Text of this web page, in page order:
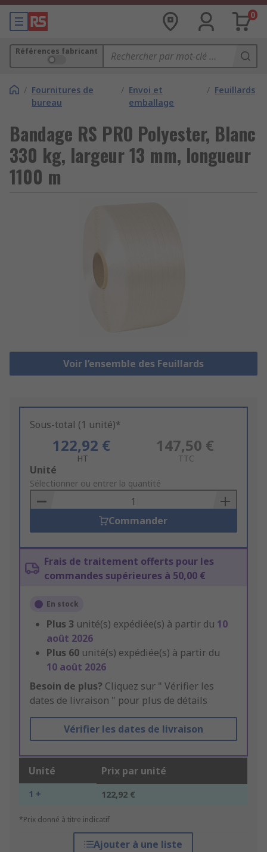
0
Références fabricant
/ Fournitures de
bureau
/ Envoi et
emballage
/ Feuillards
Bandage RS PRO Polyester, Blanc
330 kg, largeur 13 mm, longueur
1100 m
Voir l’ensemble des Feuillards
Sous-total (1 unité)*
122,92 €
HT
147,50 €
TTC
Add
to
Basket
Unité
Sélectionner ou entrer la quantité
Commander
Frais de traitement offerts pour les
commandes supérieures à 50,00 €
En stock
Plus 3 unité(s) expédiée(s) à partir du 10
août 2026
Plus 60 unité(s) expédiée(s) à partir du
10 août 2026
Besoin de plus? Cliquez sur " Vérifier les
dates de livraison " pour plus de détails
Vérifier les dates de livraison
Unité Prix par unité
1 + 122,92 €
*Prix donné à titre indicatif
Ajouter à une liste